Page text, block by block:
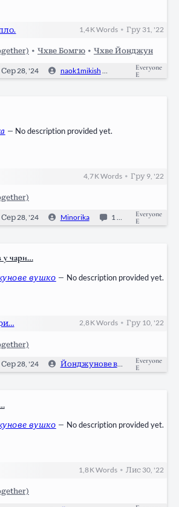
1,4 KWords •Гру 31, '22
• Чхве Бомгю • Чхве Йонджун
Сер 28, '24 naok1mikish Ongoing
Everyone
E
— No description provided yet.
4,7 KWords •Гру 9, '22
Сер 28, '24 Minorika 1 Ongoing
Everyone
E
у чари…
вушко — No description provided yet.
2,8 KWords •Гру 10, '22
Сер 28, '24 Йонджунове вушко 0
Everyone
E
вушко — No description provided yet.
1,8 KWords •Лис 30, '22